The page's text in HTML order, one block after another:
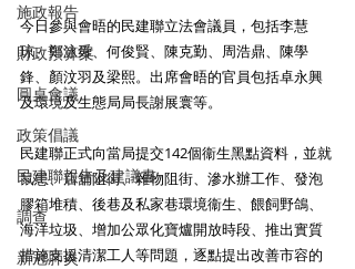
施政報告
財政預算案
圓桌會議
政策倡議
民建聯報告及建議書
調查
新冠肺炎
今日參與會晤的民建聯立法會議員，包括李慧
琼、鄭泳舜、何俊賢、陳克勤、周浩鼎、陳學
鋒、顏汶羽及梁熙。出席會晤的官員包括卓永興
及環境及生態局局長謝展寰等。
民建聯正式向當局提交142個衞生黑點資料，並就
鼠患、店舖阻街、雜物阻街、滲水辦工作、發泡
膠箱堆積、後巷及私家巷環境衞生、餵飼野鴿、
海洋垃圾、增加公眾化寶爐開放時段、推出實質
措施支援清潔工人等問題，逐點提出改善市容的